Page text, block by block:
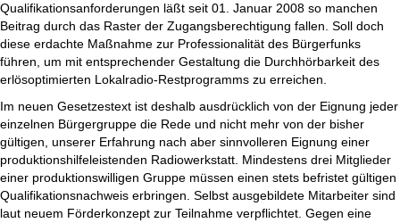
Qualifikationsanforderungen läßt seit 01. Januar 2008 so manchen
Beitrag durch das Raster der Zugangsberechtigung fallen. Soll doch
diese erdachte Maßnahme zur Professionalität des Bürgerfunks
führen, um mit entsprechender Gestaltung die Durchhörbarkeit des
erlösoptimierten Lokalradio-Restprogramms zu erreichen.
Im neuen Gesetzestext ist deshalb ausdrücklich von der Eignung jeder
einzelnen Bürgergruppe die Rede und nicht mehr von der bisher
gültigen, unserer Erfahrung nach aber sinnvolleren Eignung einer
produktionshilfeleistenden Radiowerkstatt. Mindestens drei Mitglieder
einer produktionswilligen Gruppe müssen einen stets befristet gültigen
Qualifikationsnachweis erbringen. Selbst ausgebildete Mitarbeiter sind
laut neuem Förderkonzept zur Teilnahme verpflichtet. Gegen eine